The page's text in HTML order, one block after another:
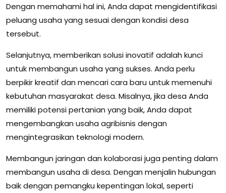
Dengan memahami hal ini, Anda dapat mengidentifikasi
peluang usaha yang sesuai dengan kondisi desa
tersebut.
Selanjutnya, memberikan solusi inovatif adalah kunci
untuk membangun usaha yang sukses. Anda perlu
berpikir kreatif dan mencari cara baru untuk memenuhi
kebutuhan masyarakat desa. Misalnya, jika desa Anda
memiliki potensi pertanian yang baik, Anda dapat
mengembangkan usaha agribisnis dengan
mengintegrasikan teknologi modern.
Membangun jaringan dan kolaborasi juga penting dalam
membangun usaha di desa. Dengan menjalin hubungan
baik dengan pemangku kepentingan lokal, seperti